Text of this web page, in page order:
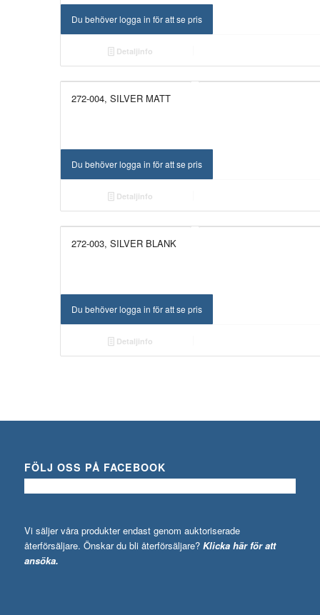
Du behöver logga in för att se pris
Detaljinfo
272-004, SILVER MATT
Du behöver logga in för att se pris
Detaljinfo
272-003, SILVER BLANK
Du behöver logga in för att se pris
Detaljinfo
FÖLJ OSS PÅ FACEBOOK
Vi säljer våra produkter endast genom auktoriserade
återförsäljare. Önskar du bli återförsäljare? Klicka här för att
ansöka.